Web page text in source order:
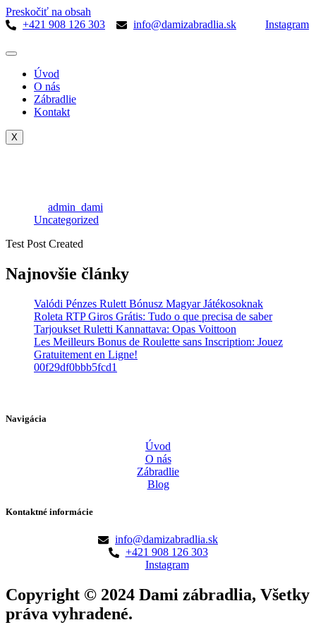
Preskočiť na obsah
+421 908 126 303
info@damizabradlia.sk Instagram
Úvod
O nás
Zábradlie
Kontakt
X
admin_dami
Uncategorized
Test Post Created
Najnovšie články
Valódi Pénzes Rulett Bónusz Magyar Játékosoknak
Roleta RTP Giros Grátis: Tudo o que precisa de saber
Tarjoukset Ruletti Kannattava: Opas Voittoon
Les Meilleurs Bonus de Roulette sans Inscription: Jouez
Gratuitement en Ligne!
00f29df0bbb5fcd1
Navigácia
Úvod
O nás
Zábradlie
Blog
Kontaktné informácie
info@damizabradlia.sk
+421 908 126 303
Instagram
Copyright © 2024 Dami zábradlia, Všetky
práva vyhradené.